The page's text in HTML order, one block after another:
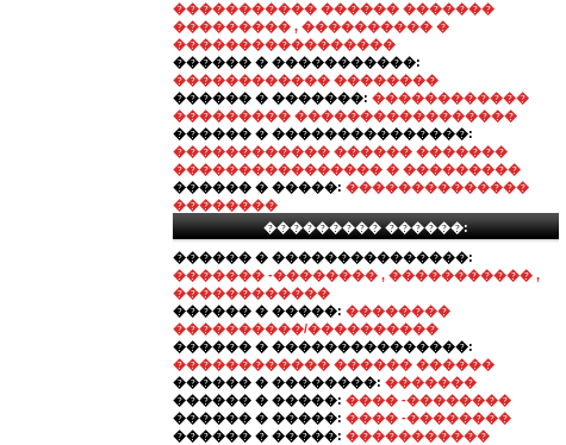
����������� ������ �������
��������� , ���������� �
�����������������
������ � �����������:
������������ ��������
������ � �������: ������������
��������� �����������������
������ � ���������������:
������������ ������ �������
���������������� � ���������
������ � �����: ��������������
��������
��������� ������:
������ � ���������������:
������� -�������� , ����������� ,
������������
������ � �����: ��������
����������/����������
������ � ���������������:
������������ ������ ������
������ � ��������: �������
������ � �����: ���� -��������
������ � �����: ���� -��������
������ � �����: �����������